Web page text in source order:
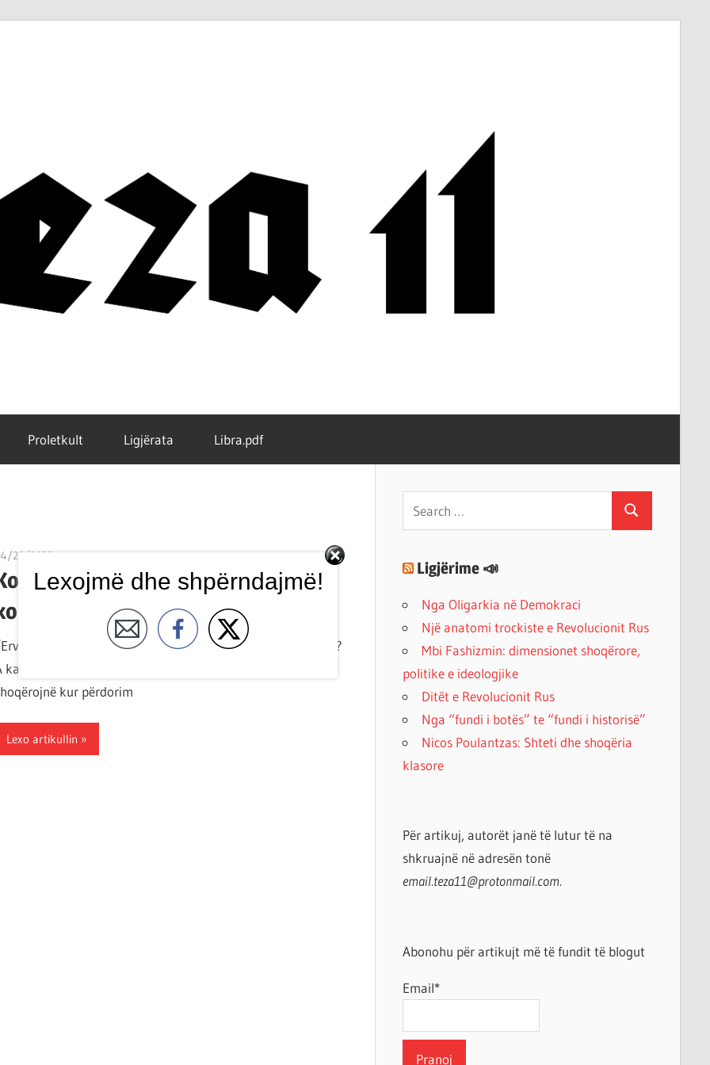
Proletkult Ligjërata Libra.pdf
29/2023
e migracionit: ndikimi i
në protestat sociale
Shehu/ A ekzistojnë komunitete emigrantësh në Greqi?
ka vallë komunitet shqiptar në Greqi? Ç’mendime na
kur përdorim
Lexo artikullin
Search
Ligjërime 📣
Nga Oligarkia në Demokraci
Një anatomi trockiste e Revolucionit Rus
Mbi Fashizmin: dimensionet shoqërore,
politike e ideologjike
Ditët e Revolucionit Rus
Nga “fundi i botës” te “fundi i historisë”
Nicos Poulantzas: Shteti dhe shoqëria
klasore
Për artikuj, autorët janë të lutur të na
shkruajnë në adresën tonë
email.teza11@protonmail.com.
Abonohu për artikujt më të fundit të blogut
Email*
Lexojmë dhe shpërndajmë!